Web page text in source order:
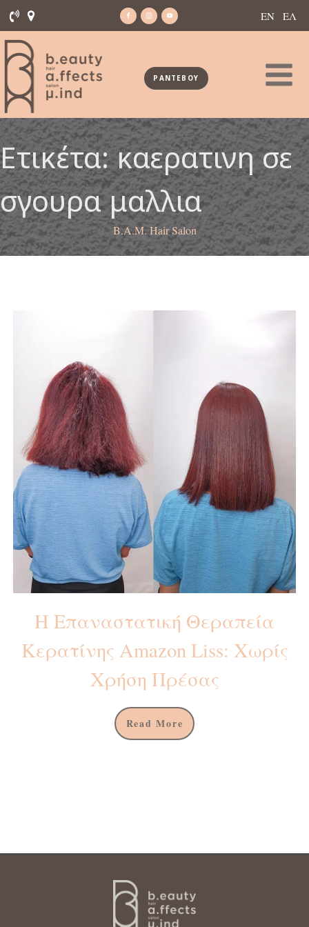
ΕΝ ΕΛ
ΡΑΝΤΕΒΟΥ
Ετικέτα:καερατινη σε
σγουρα μαλλια
B.A.M. Hair Salon
Η Επαναστατική Θεραπεία
Κερατίνης Amazon Liss: Χωρίς
Χρήση Πρέσας
Read More